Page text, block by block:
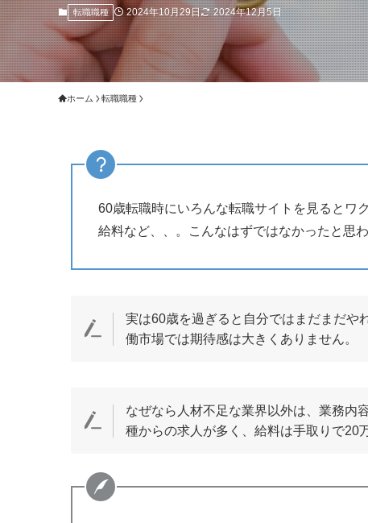
転職職種 2024年10月29日 2024年12月5日
ホーム 転職職種
60歳転職時にいろんな転職サイトを見るとワ
給料など、、。こんなはずではなかったと思
実は60歳を過ぎると自分ではまだまだや
働市場では期待感は大きくありません。
なぜなら人材不足な業界以外は、業務内
種からの求人が多く、給料は手取りで20